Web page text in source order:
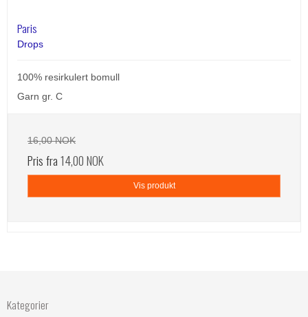
Paris
Drops
100% resirkulert bomull
Garn gr. C
16,00 NOK
Pris fra14,00 NOK
Vis produkt
Kategorier